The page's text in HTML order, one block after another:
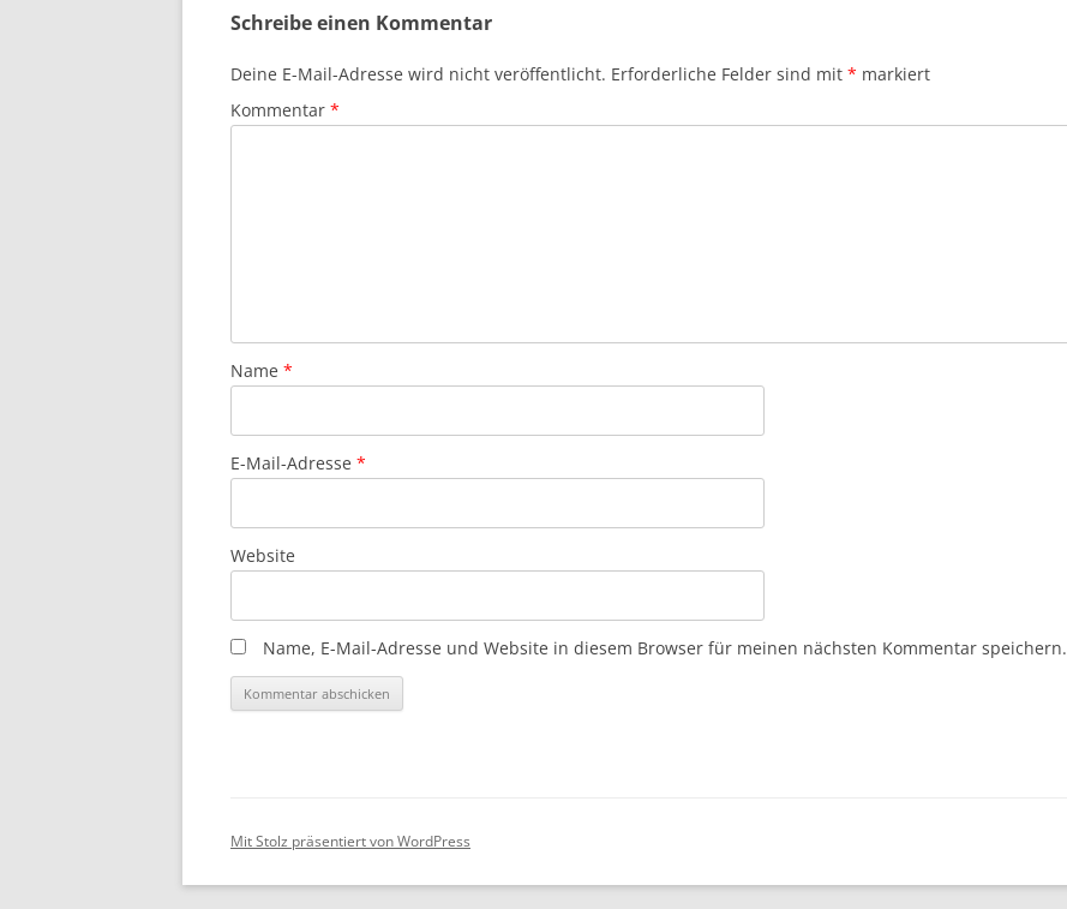
Schreibe einen Kommentar
Deine E-Mail-Adresse wird nicht veröffentlicht. Erforderliche Felder sind mit * markiert
Kommentar *
Name *
E-Mail-Adresse *
Website
Name, E-Mail-Adresse und Website in diesem Browser für meinen nächsten Kommentar speichern.
Mit Stolz präsentiert von WordPress